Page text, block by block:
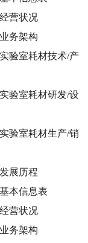
营状况
务架构
验室耗材技术/产
验室耗材研发/设
验室耗材生产/销
展历程
本信息表
营状况
务架构